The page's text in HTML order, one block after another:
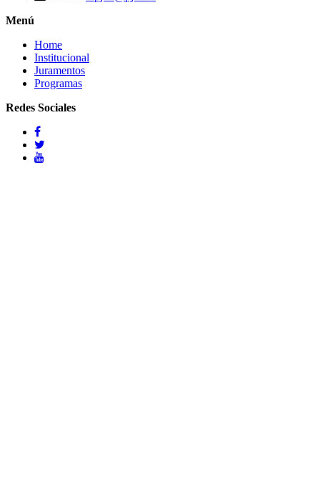
Menú
Home
Institucional
Juramentos
Programas
Redes Sociales